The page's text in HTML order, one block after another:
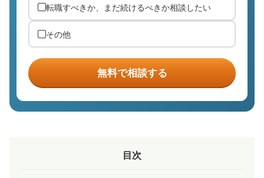
転職すべきか、まだ続けるべきか相談したい
その他
無料で相談する
目次